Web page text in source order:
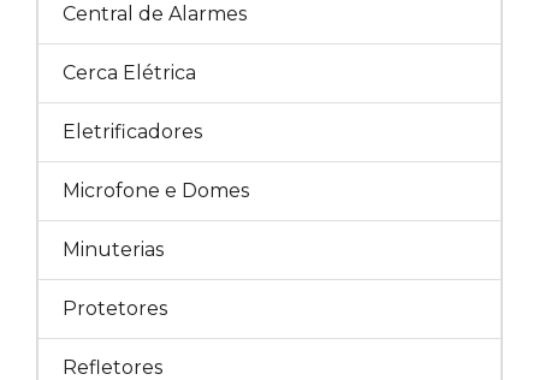
Central de Alarmes
Cerca Elétrica
Eletrificadores
Microfone e Domes
Minuterias
Protetores
Refletores